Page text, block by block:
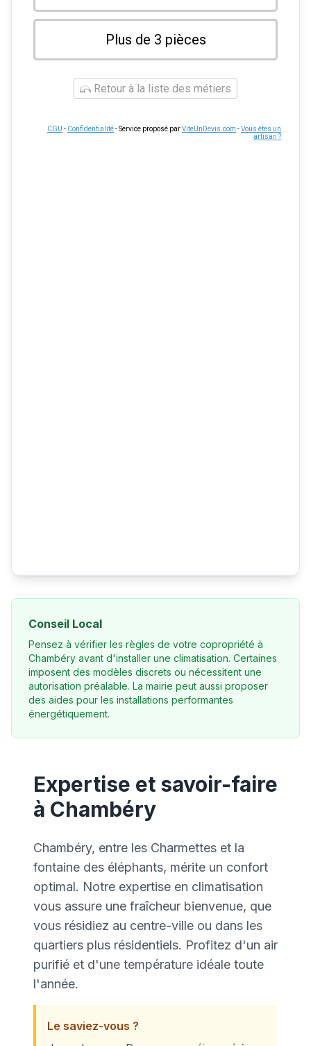
Expertise et savoir-faire
à Chambéry
Chambéry, entre les Charmettes et la
fontaine des éléphants, mérite un confort
optimal. Notre expertise en climatisation
vous assure une fraîcheur bienvenue, que
vous résidiez au centre-ville ou dans les
quartiers plus résidentiels. Profitez d'un air
purifié et d'une température idéale toute
l'année.
Le saviez-vous ?
Plus de 3 pièces
Retour à la liste des métiers
CGU - Confidentialité- Service proposé parViteUnDevis.com -Vous êtes un
artisan ?
Conseil Local
Pensez à vérifier les règles de votre copropriété à
Chambéry avant d'installer une climatisation. Certaines
imposent des modèles discrets ou nécessitent une
autorisation préalable. La mairie peut aussi proposer
des aides pour les installations performantes
énergétiquement.